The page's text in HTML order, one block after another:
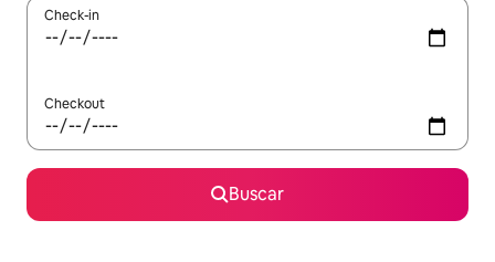
Check-in
Checkout
Buscar